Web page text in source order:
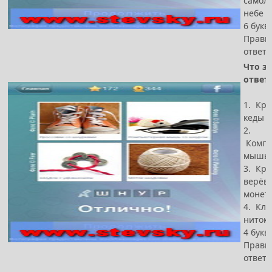
небе
6 букв
ответ
Что
1.
кеды
2.
мышь,
3.
4.
ниток
4